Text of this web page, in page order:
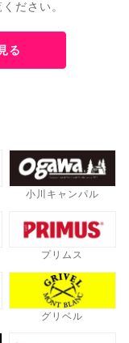
ださい。
る
小川キャンパル
プリムス
グリベル